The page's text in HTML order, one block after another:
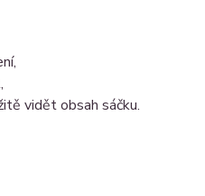
vidět obsah sáčku.